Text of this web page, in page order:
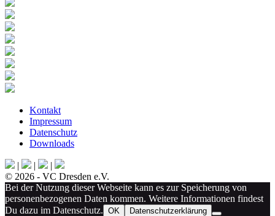
Kontakt
Impressum
Datenschutz
Downloads
| |
|
© 2026 - VC Dresden e.V.
Bei der Nutzung dieser Webseite kann es zur Speicherung von
personenbezogenen Daten kommen. Weitere Informationen findest
Du dazu im Datenschutz. OK Datenschutzerklärung